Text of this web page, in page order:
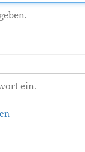
ein.